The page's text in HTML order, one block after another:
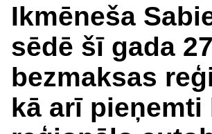
Ikmēneša
sēdē šī gada
bezmaksas
kā arī